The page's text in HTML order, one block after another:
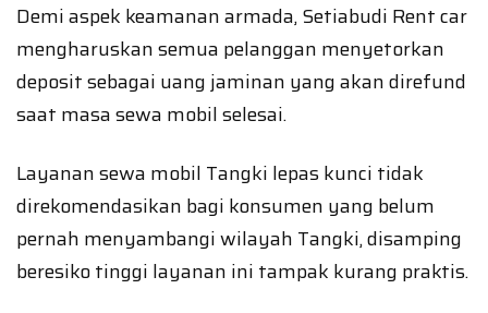
Demi aspek keamanan armada, Setiabudi Rent car
mengharuskan semua pelanggan menyetorkan
deposit sebagai uang jaminan yang akan direfund
saat masa sewa mobil selesai.
Layanan sewa mobil Tangki lepas kunci tidak
direkomendasikan bagi konsumen yang belum
pernah menyambangi wilayah Tangki, disamping
beresiko tinggi layanan ini tampak kurang praktis.